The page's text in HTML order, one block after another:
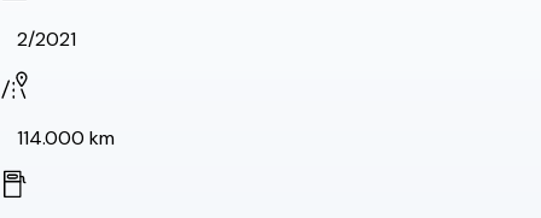
2/2021
114.000 km